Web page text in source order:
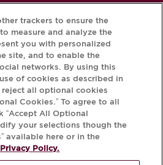
grâce au Krug iD.
EST DANGEREUX
trackers to ensure the
measure and analyze the
you with personalized
site, and to enable the
networks. By using this
of cookies as described in
reject all optional cookies
Cookies.” To agree to all
“Accept All Optional
your selections though the
available here or in the
Policy.